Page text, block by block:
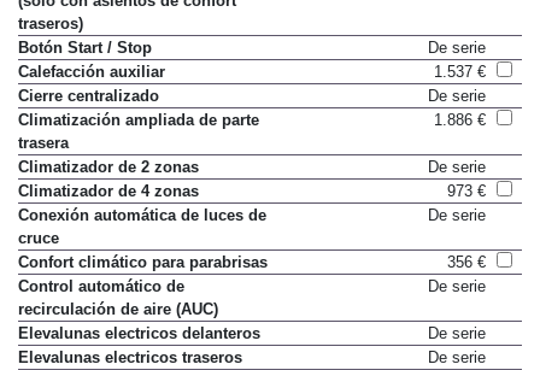
traseros)
Botón Start / Stop
De serie
Calefacción auxiliar
1.537 €
Cierre centralizado
De serie
Climatización ampliada de parte
trasera
1.886 €
Climatizador de 2 zonas
De serie
Climatizador de 4 zonas
973 €
Conexión automática de luces de
cruce
De serie
Confort climático para parabrisas
356 €
Control automático de
recirculación de aire (AUC)
De serie
Elevalunas electricos delanteros
De serie
Elevalunas electricos traseros
De serie